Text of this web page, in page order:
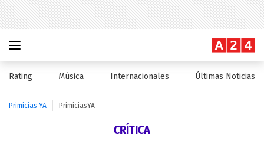
Rating Música Internacionales Últimas Noticias
Primicias YA PrimiciasYA
CRÍTICA